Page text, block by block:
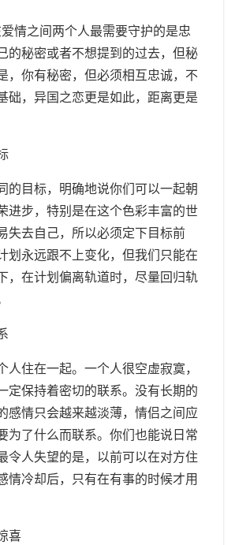
情之间两个人最需要守护的是忠
的秘密或者不想提到的过去，但秘
，你有秘密，但必须相互忠诚，不
础，异国之恋更是如此，距离更是
的目标，明确地说你们可以一起朝
进步，特别是在这个色彩丰富的世
失去自己，所以必须定下目标前
划永远跟不上变化，但我们只能在
，在计划偏离轨道时，尽量回归轨
人住在一起。一个人很空虚寂寞，
定保持着密切的联系。没有长期的
感情只会越来越淡薄，情侣之间应
为了什么而联系。你们也能说日常
令人失望的是，以前可以在对方住
情冷却后，只有在有事的时候才用
喜